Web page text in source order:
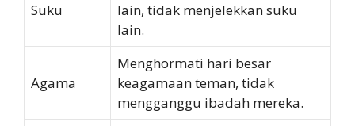
Suku
lain, tidak menjelekkan suku
lain.
Agama
Menghormati hari besar
keagamaan teman, tidak
mengganggu ibadah mereka.